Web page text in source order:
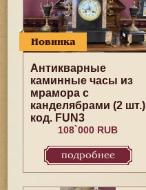
Новинка
Антикварные
каминные часы из
мрамора с
канделябрами (2 шт.)
код. FUN3
108`000 RUB
подробнее